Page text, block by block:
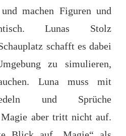
machen Figuren und
Lunas Stolz
schafft es dabei
zu simulieren,
Luna muss mit
und Sprüche
Magie aber tritt nicht auf.